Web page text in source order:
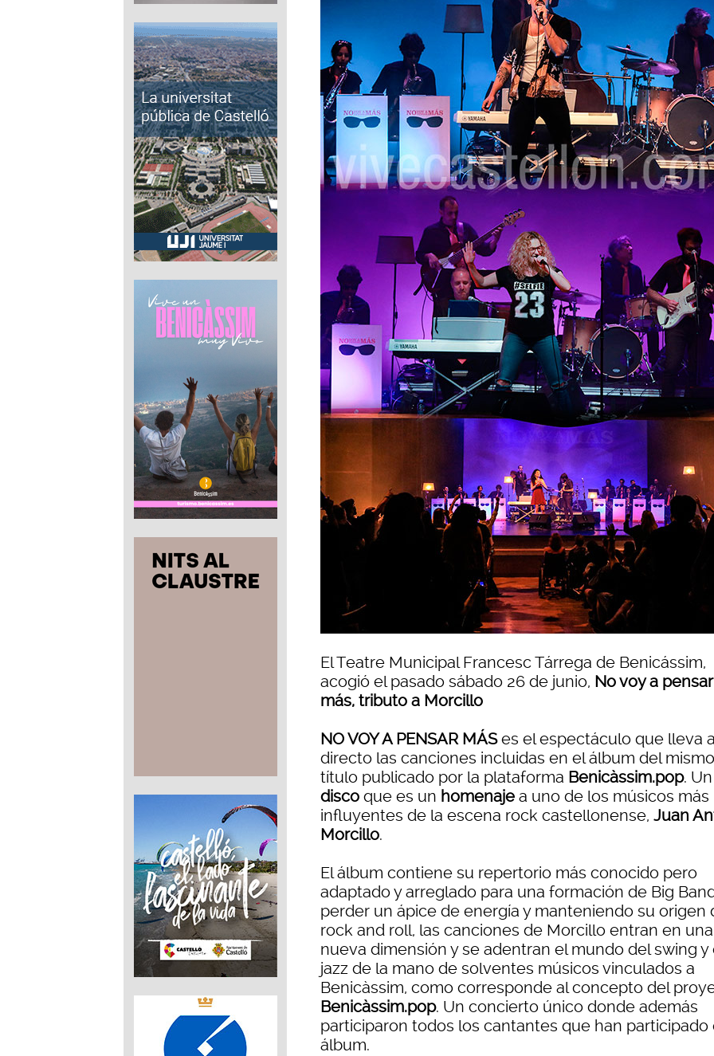
El Teatre Municipal Francesc Tárrega de Benicássim,
acogió el pasado sábado 26 de junio, No voy a pensar
más, tributo a Morcillo
NO VOY A PENSAR MÁSes el espectáculo que lleva
directo las canciones incluidas en el álbum del mismo
título publicado por la plataforma Benicàssim.pop. Un
disco que es un homenaje a uno de los músicos más
influyentes de la escena rock castellonense, Juan
Morcillo.
El álbum contiene su repertorio más conocido pero
adaptado y arreglado para una formación de Big
perder un ápice de energía y manteniendo su origen
rock and roll, las canciones de Morcillo entran en una
nueva dimensión y se adentran el mundo del swing y
jazz de la mano de solventes músicos vinculados a
Benicàssim, como corresponde al concepto del
Benicàssim.pop. Un concierto único donde además
participaron todos los cantantes que han participado
álbum.